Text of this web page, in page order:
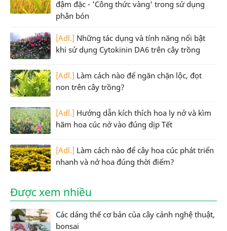
đậm đặc - 'Công thức vàng' trong sử dụng
phân bón
[Adl.] Những tác dụng và tính năng nổi bật
khi sử dụng Cytokinin DA6 trên cây trồng
[Adl.] Làm cách nào để ngăn chặn lộc, đọt
non trên cây trồng?
[Adl.] Hướng dẫn kích thích hoa ly nở và kìm
hãm hoa cúc nở vào đúng dịp Tết
[Adl.] Làm cách nào để cây hoa cúc phát triển
nhanh và nở hoa đúng thời điểm?
Được xem nhiều
Các dáng thế cơ bản của cây cảnh nghệ thuật,
bonsai